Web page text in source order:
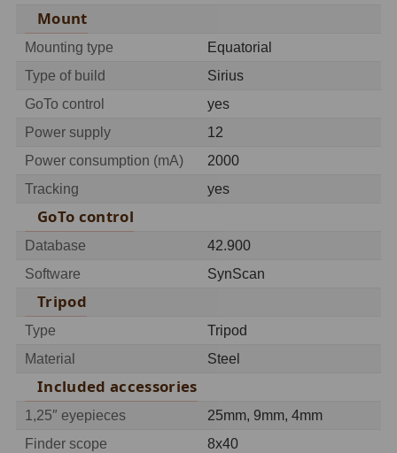
Binohlavy
Svietidlá5
Čistiace prostriedky
Iné10
Montáže93
Azimutálne AZ
Equatoriálne EQ
Statívy a piliere
Tubusové kruhy
Mount
Mounting type
Equatorial
Type of build
Sirius
GoTo control
yes
Power supply
12
Power consumption (mA)
2000
Tracking
yes
GoTo control
Database
42.900
Software
SynScan
Tripod
Type
Tripod
Material
Steel
Included accessories
1,25″ eyepieces
25mm, 9mm, 4mm
Finder scope
8x40